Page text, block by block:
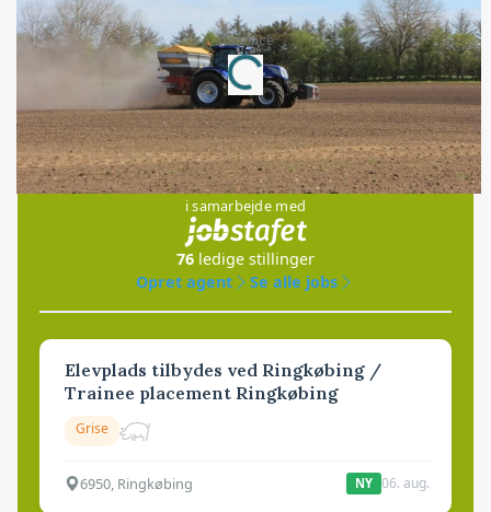
Annonce
Loading...
Jobs
i samarbejde med
76 ledige stillinger
Opret agent
Se alle jobs
Elevplads tilbydes ved Ringkøbing /
Trainee placement Ringkøbing
Grise
6950, Ringkøbing NY 06. aug.